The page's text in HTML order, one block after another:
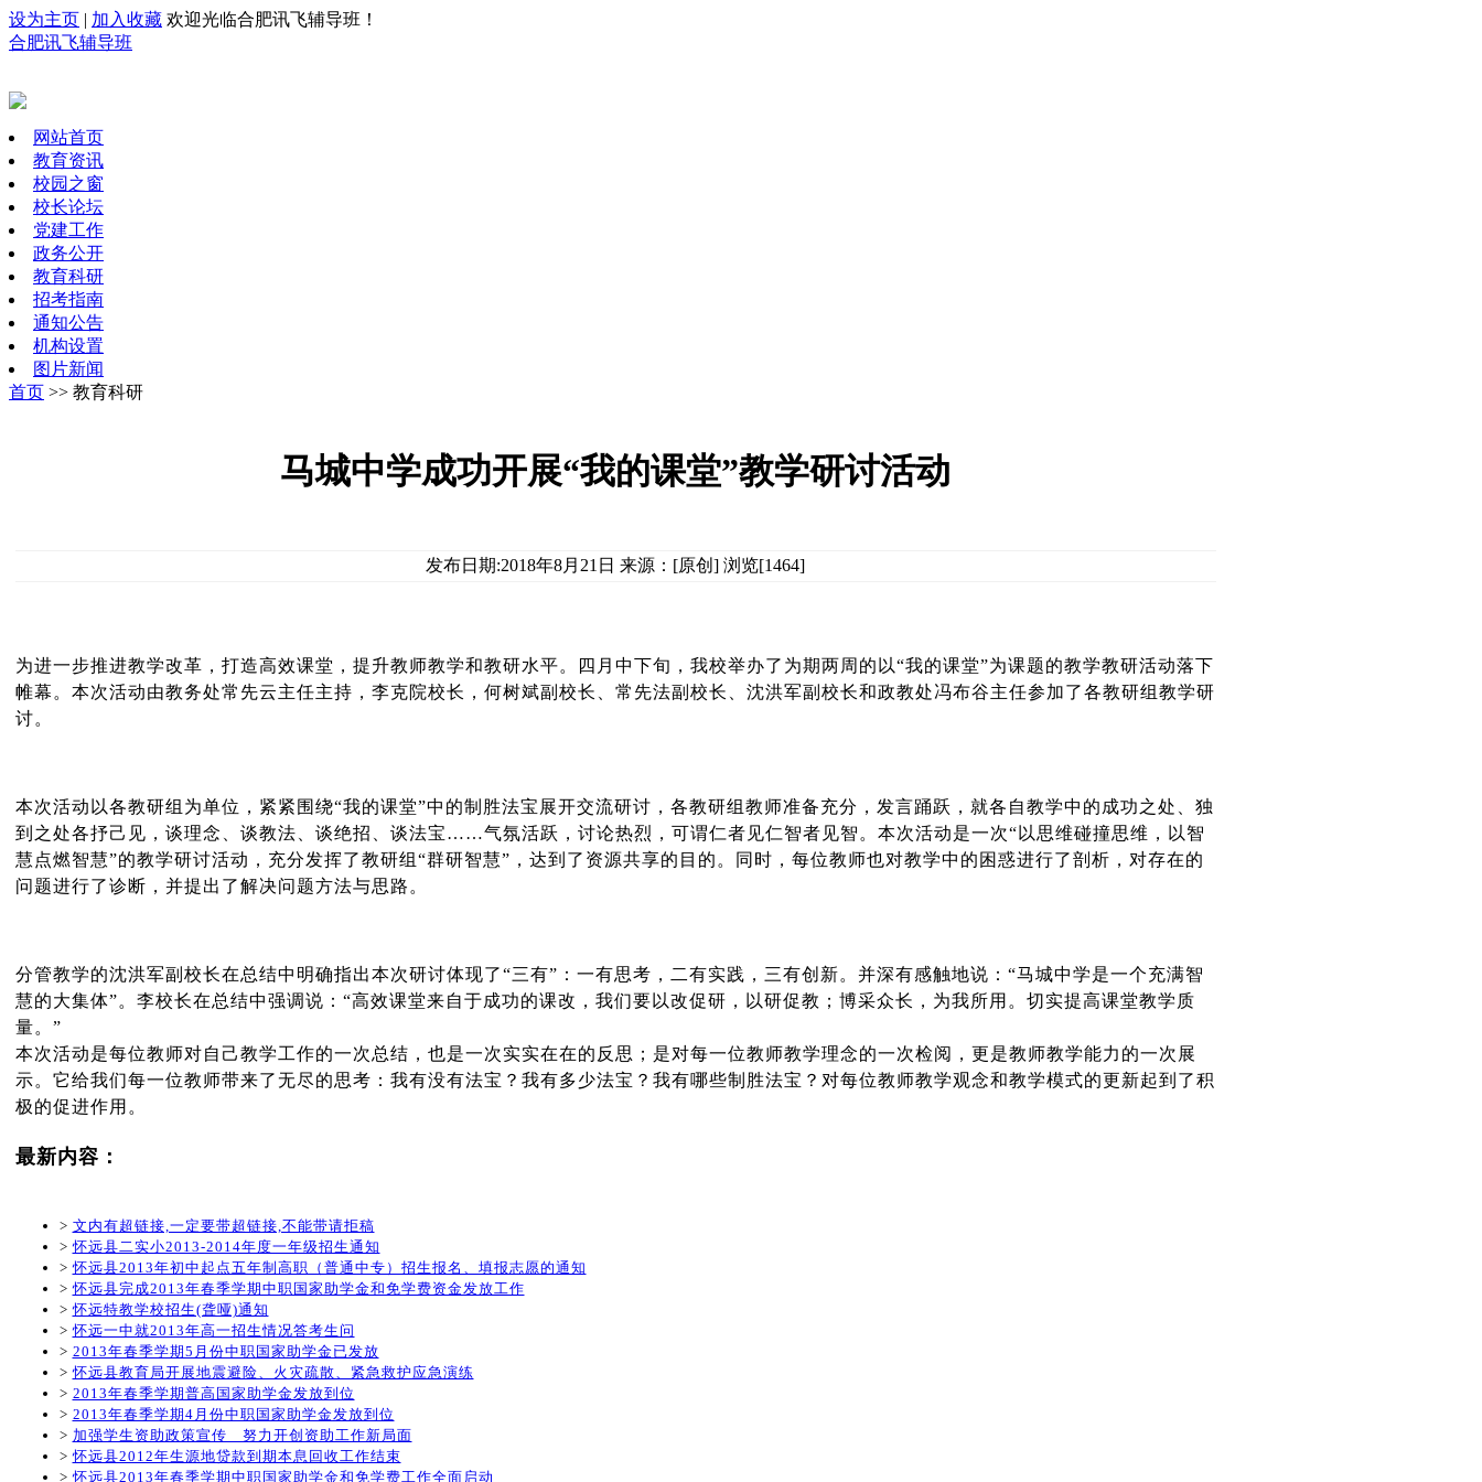
设为主页 | 加入收藏 欢迎光临合肥讯飞辅导班！
合肥讯飞辅导班
网站首页
教育资讯
校园之窗
校长论坛
党建工作
政务公开
教育科研
招考指南
通知公告
机构设置
图片新闻
首页 >> 教育科研
马城中学成功开展“我的课堂”教学研讨活动
发布日期:2018年8月21日 来源：[原创] 浏览[1464]
为进一步推进教学改革，打造高效课堂，提升教师教学和教研水平。四月中下旬，我校举办了为期两周的以“我的课堂”为课题的教学教研活动落下
帷幕。本次活动由教务处常先云主任主持，李克院校长，何树斌副校长、常先法副校长、沈洪军副校长和政教处冯布谷主任参加了各教研组教学研
讨。
本次活动以各教研组为单位，紧紧围绕“我的课堂”中的制胜法宝展开交流研讨，各教研组教师准备充分，发言踊跃，就各自教学中的成功之处、独
到之处各抒己见，谈理念、谈教法、谈绝招、谈法宝……气氛活跃，讨论热烈，可谓仁者见仁智者见智。本次活动是一次“以思维碰撞思维，以智
慧点燃智慧”的教学研讨活动，充分发挥了教研组“群研智慧”，达到了资源共享的目的。同时，每位教师也对教学中的困惑进行了剖析，对存在的
问题进行了诊断，并提出了解决问题方法与思路。
分管教学的沈洪军副校长在总结中明确指出本次研讨体现了“三有”：一有思考，二有实践，三有创新。并深有感触地说：“马城中学是一个充满智
慧的大集体”。李校长在总结中强调说：“高效课堂来自于成功的课改，我们要以改促研，以研促教；博采众长，为我所用。切实提高课堂教学质
量。”
本次活动是每位教师对自己教学工作的一次总结，也是一次实实在在的反思；是对每一位教师教学理念的一次检阅，更是教师教学能力的一次展
示。它给我们每一位教师带来了无尽的思考：我有没有法宝？我有多少法宝？我有哪些制胜法宝？对每位教师教学观念和教学模式的更新起到了积
极的促进作用。
最新内容：
> 文内有超链接,一定要带超链接,不能带请拒稿
>怀远县二实小2013-2014年度一年级招生通知
>怀远县2013年初中起点五年制高职（普通中专）招生报名、填报志愿的通知
>怀远县完成2013年春季学期中职国家助学金和免学费资金发放工作
>怀远特教学校招生(聋哑)通知
>怀远一中就2013年高一招生情况答考生问
> 2013年春季学期5月份中职国家助学金已发放
>怀远县教育局开展地震避险、火灾疏散、紧急救护应急演练
> 2013年春季学期普高国家助学金发放到位
> 2013年春季学期4月份中职国家助学金发放到位
> 加强学生资助政策宣传 努力开创资助工作新局面
>怀远县2012年生源地贷款到期本息回收工作结束
>怀远县2013年春季学期中职国家助学金和免学费工作全面启动